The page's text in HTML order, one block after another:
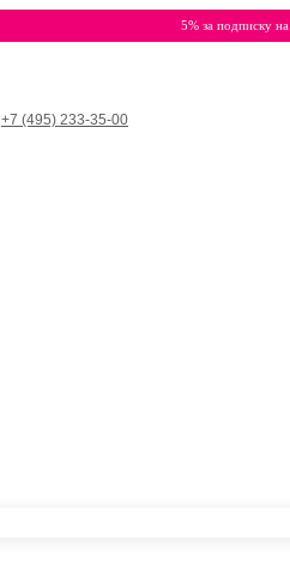
5% за подписку на
+7 (495) 233-35-00